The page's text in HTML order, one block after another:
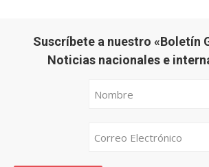
Suscríbete a nuestro «Boletín
Noticias nacionales e